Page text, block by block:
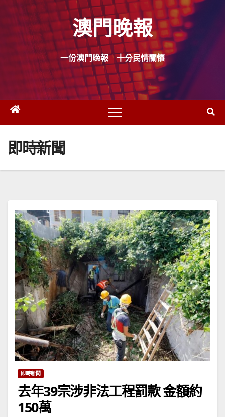
Skip
content
澳門晚報
一份澳門晚報 十分民情關懷
即時新聞
即時新聞
去年39宗涉非法工程罰款 金額約
150萬